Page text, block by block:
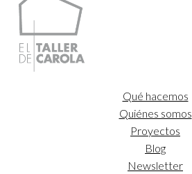
Qué hacemos
Quiénes somos
Proyectos
Blog
Newsletter